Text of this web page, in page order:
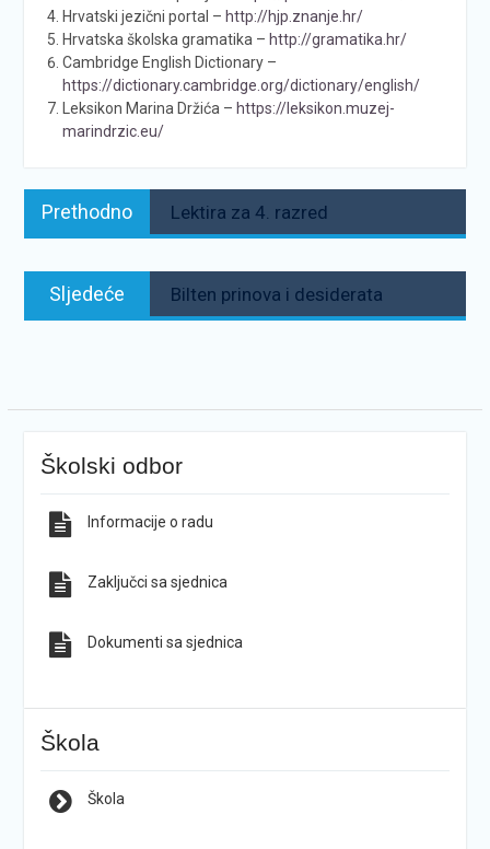
Hrvatski jezični portal – http://hjp.znanje.hr/
Hrvatska školska gramatika – http://gramatika.hr/
Cambridge English Dictionary –
https://dictionary.cambridge.org/dictionary/english/
Leksikon Marina Držića – https://leksikon.muzej-
marindrzic.eu/
Navigacija
objava
Prethodno Lektira za 4. razred
Sljedeće Bilten prinova i desiderata
Školski odbor
Informacije o radu
Zaključci sa sjednica
Dokumenti sa sjednica
Škola
Škola